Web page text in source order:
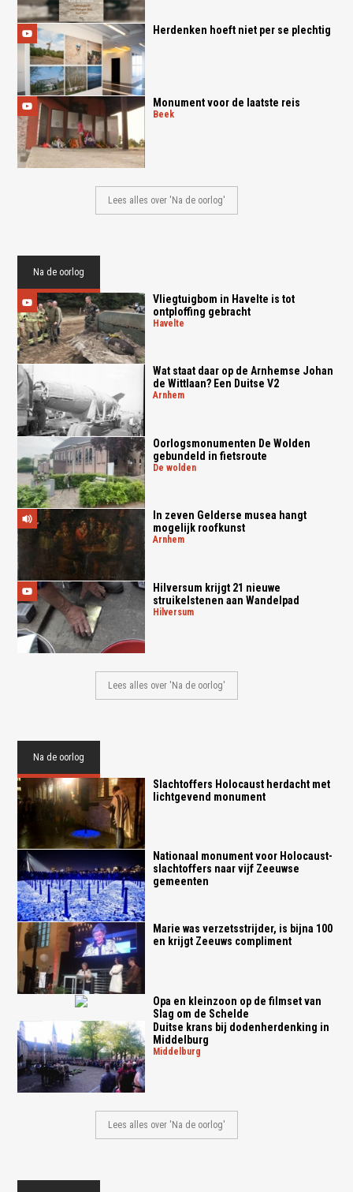
Herdenken hoeft niet per se plechtig
Monument voor de laatste reis
beek
Lees alles over 'Na de oorlog'
Na de oorlog
Vliegtuigbom in Havelte is tot
ontploffing gebracht
havelte
Wat staat daar op de Arnhemse Johan
de Wittlaan? Een Duitse V2
arnhem
Oorlogsmonumenten De Wolden
gebundeld in fietsroute
de wolden
In zeven Gelderse musea hangt
mogelijk roofkunst
arnhem
Hilversum krijgt 21 nieuwe
struikelstenen aan Wandelpad
hilversum
Lees alles over 'Na de oorlog'
Na de oorlog
Slachtoffers Holocaust herdacht met
lichtgevend monument
Nationaal monument voor Holocaust-
slachtoffers naar vijf Zeeuwse
gemeenten
Marie was verzetsstrijder, is bijna 100
en krijgt Zeeuws compliment
Opa en kleinzoon op de filmset van
Slag om de Schelde
Duitse krans bij dodenherdenking in
Middelburg
middelburg
Lees alles over 'Na de oorlog'